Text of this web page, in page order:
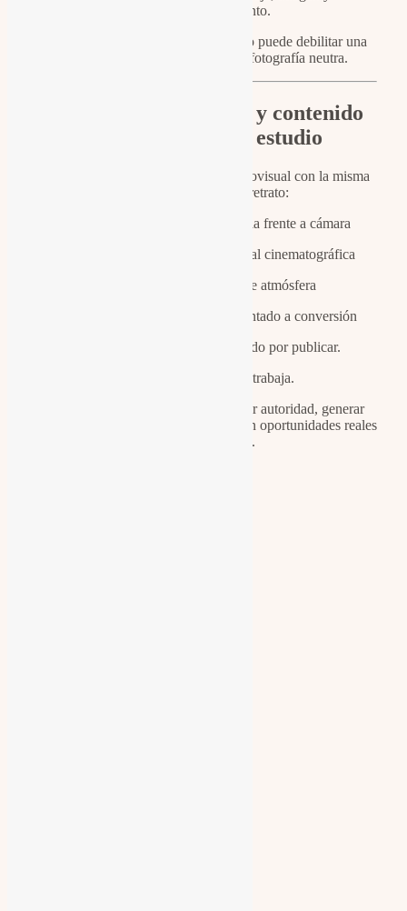
posicionamiento.
Porque un vídeo mal ejecutado puede debilitar una
marca más rápido que una fotografía neutra.
Vídeo corporativo y contenido
estratégico en estudio
Trabajamos la producción audiovisual con la misma
precisión que el retrato:
Dirección de presencia frente a cámara
Iluminación profesional cinematográfica
Construcción de atmósfera
Guion estratégico orientado a conversión
El resultado no es contenido por publicar.
Es contenido que trabaja.
Vídeos diseñados para reforzar autoridad, generar
confianza y convertir atención en oportunidades reales
de negocio.